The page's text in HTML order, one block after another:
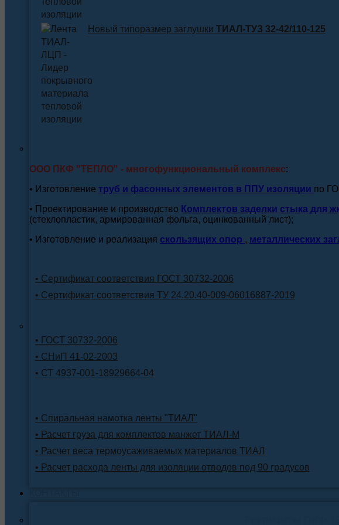
Новый типоразмер заглушки ТИАЛ-ТУЗ 32-42/110-125
ООО ПКФ "ТЕПЛО" - многофункциональный комплекс:
• Изготовление труб и фасонных элементов в ППУ изоляции по
• Проектирование и производство Комплектов заделки стыка для
(стеклопластик, армированная фольга, оцинкованный лист);
• Изготовление и реализация скользящих опор , металлических
• Сертификат соответствия ГОСТ 30732-2006
• Сертификат соответствия ТУ 24.20.40-009-06016887-2019
• ГОСТ 30732-2006
• СНиП 41-02-2003
• СТ 4937-001-18929664-04
• Спиральная намотка ленты "ТИАЛ"
• Расчет груза для комплектов манжет ТИАЛ-М
• Расчет веса термоусаживаемых материалов ТИАЛ
• Расчет расхода ленты для изоляции отводов под 90 градусов